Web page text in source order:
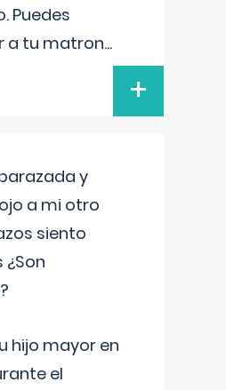
Puedes
a tu matron...
+
y
a mi otro
siento
hijo mayor en
el